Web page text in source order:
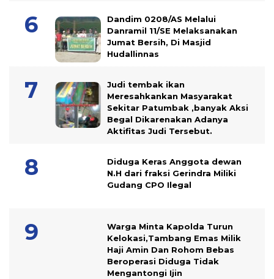
Dandim 0208/AS Melalui
Danramil 11/SE Melaksanakan
Jumat Bersih, Di Masjid
Hudallinnas
Judi tembak ikan
Meresahkankan Masyarakat
Sekitar Patumbak ,banyak Aksi
Begal Dikarenakan Adanya
Aktifitas Judi Tersebut.
Diduga Keras Anggota dewan
N.H dari fraksi Gerindra Miliki
Gudang CPO Ilegal
Warga Minta Kapolda Turun
Kelokasi,Tambang Emas Milik
Haji Amin Dan Rohom Bebas
Beroperasi Diduga Tidak
Mengantongi Ijin